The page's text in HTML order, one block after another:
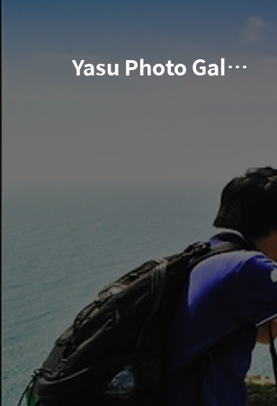
Yasu Photo Gallery